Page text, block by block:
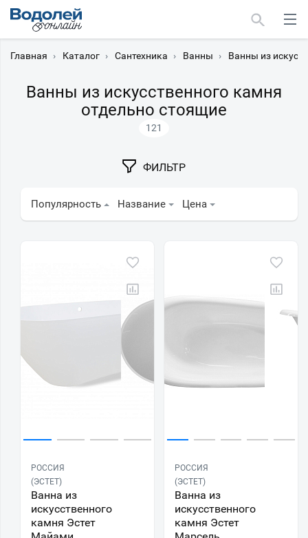
Главная › Каталог › Сантехника › Ванны › Ванны из
Ванны из искусственного камня
отдельно стоящие
121
ФИЛЬТР
Популярность Название Цена
РОССИЯ
(ЭСТЕТ)
Ванна из
искусственного
камня Эстет
РОССИЯ
(ЭСТЕТ)
Ванна из
искусственного
камня Эстет